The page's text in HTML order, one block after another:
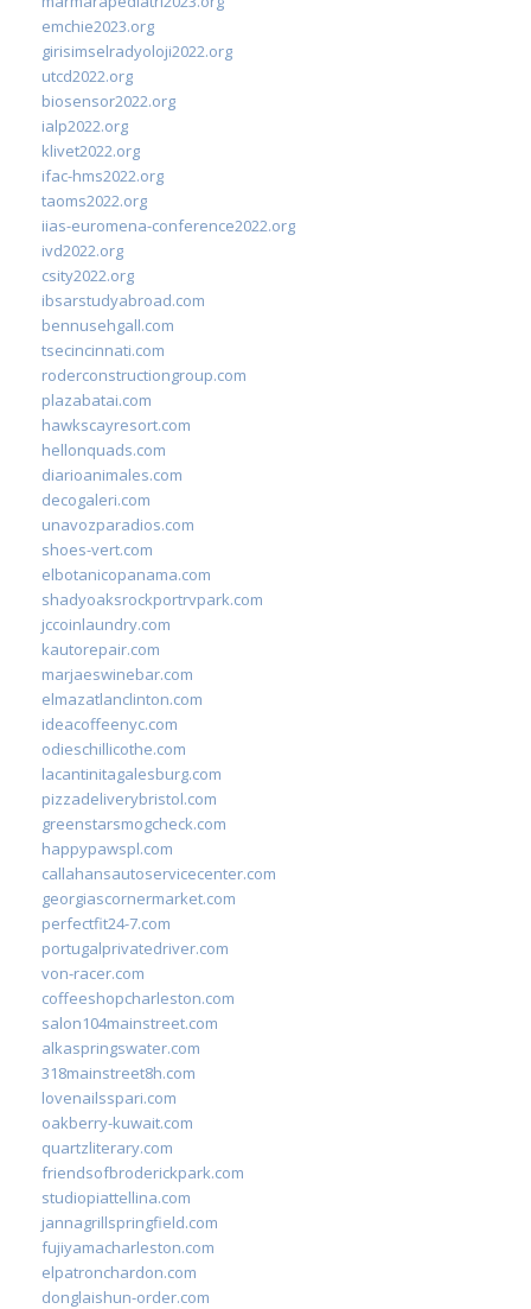
emchie2023.org
girisimselradyoloji2022.org
utcd2022.org
biosensor2022.org
ialp2022.org
klivet2022.org
ifac-hms2022.org
taoms2022.org
iias-euromena-conference2022.org
ivd2022.org
csity2022.org
ibsarstudyabroad.com
bennusehgall.com
tsecincinnati.com
roderconstructiongroup.com
plazabatai.com
hawkscayresort.com
hellonquads.com
diarioanimales.com
decogaleri.com
unavozparadios.com
shoes-vert.com
elbotanicopanama.com
shadyoaksrockportrvpark.com
jccoinlaundry.com
kautorepair.com
marjaeswinebar.com
elmazatlanclinton.com
ideacoffeenyc.com
odieschillicothe.com
lacantinitagalesburg.com
pizzadeliverybristol.com
greenstarsmogcheck.com
happypawspl.com
callahansautoservicecenter.com
georgiascornermarket.com
perfectfit24-7.com
portugalprivatedriver.com
von-racer.com
coffeeshopcharleston.com
salon104mainstreet.com
alkaspringswater.com
318mainstreet8h.com
lovenailsspari.com
oakberry-kuwait.com
quartzliterary.com
friendsofbroderickpark.com
studiopiattellina.com
jannagrillspringfield.com
fujiyamacharleston.com
elpatronchardon.com
donglaishun-order.com